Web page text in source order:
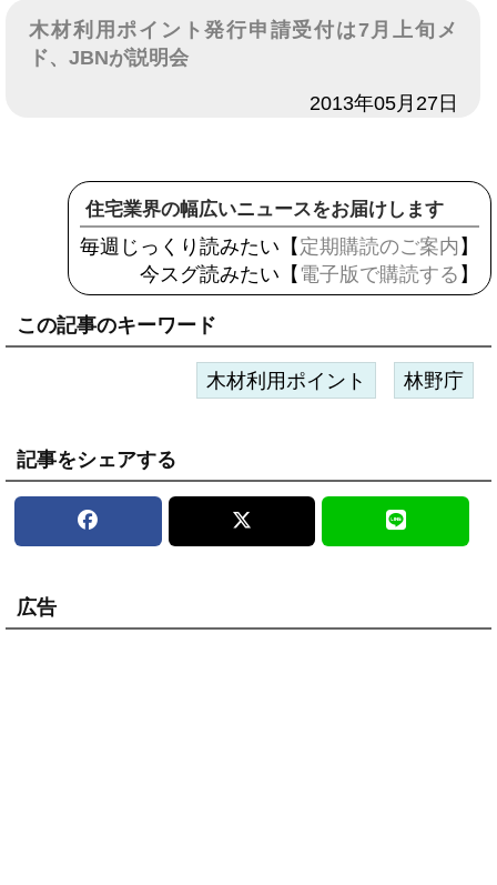
木材利用ポイント発行申請受付は7月上旬メ
ド、JBNが説明会
2013年05月27日
住宅業界の幅広いニュースをお届けします
毎週じっくり読みたい【 定期購読のご案内 】
今スグ読みたい【 電子版で購読する 】
この記事のキーワード
木材利用ポイント 林野庁
記事をシェアする
広告